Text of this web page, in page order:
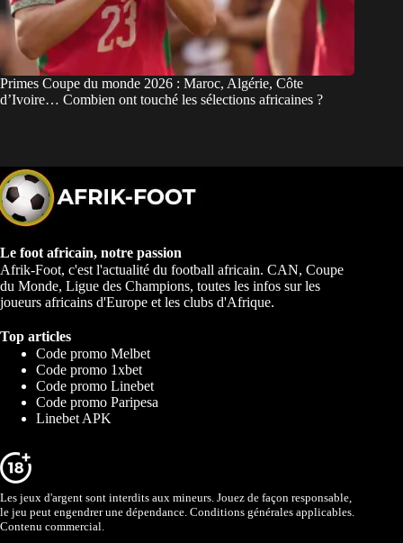
Primes Coupe du monde 2026 : Maroc, Algérie, Côte
d’Ivoire… Combien ont touché les sélections africaines ?
Le foot africain, notre passion
Afrik-Foot, c'est l'actualité du football africain. CAN, Coupe
du Monde, Ligue des Champions, toutes les infos sur les
joueurs africains d'Europe et les clubs d'Afrique.
Top articles
Code promo Melbet
Code promo 1xbet
Code promo Linebet
Code promo Paripesa
Linebet APK
Les jeux d'argent sont interdits aux mineurs. Jouez de façon responsable,
le jeu peut engendrer une dépendance. Conditions générales applicables.
Contenu commercial.